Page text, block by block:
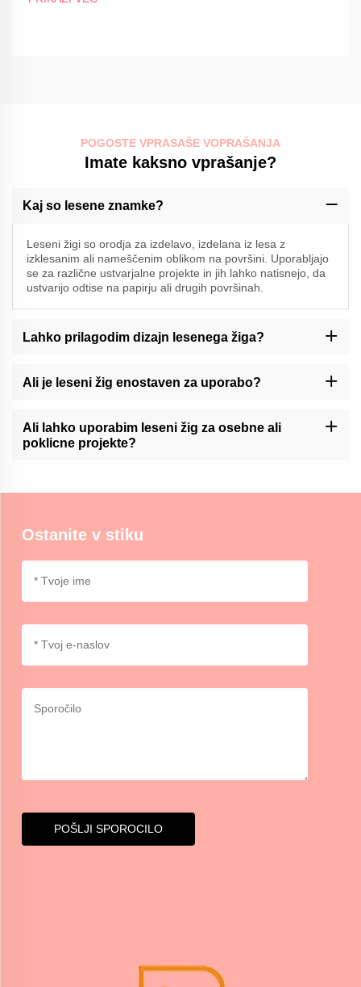
POGOSTE VPRASAŠE VOPRAŠANJA
Imate kaksno vprašanje?
Kaj so lesene znamke?
Leseni žigi so orodja za izdelavo, izdelana iz lesa z
izklesanim ali nameščenim oblikom na površini. Uporabljajo
se za različne ustvarjalne projekte in jih lahko natisnejo, da
ustvarijo odtise na papirju ali drugih površinah.
Lahko prilagodim dizajn lesenega žiga?
Prosimo, kontaktirajte našo podporo strankam ali preverite našo
spletno stran za razpoložljive storitve prilagajanja.
Ali je leseni žig enostaven za uporabo?
uporabo. Vendar pa je morda potrebno vaditi, da bi dosegli
dosledne in čiste odtise.
Ali lahko uporabim leseni žig za osebne ali
poklicne projekte?
obrtnim delom, umetninam ali blagovnim znamkam.
Ostanite v stiku
POŠLJI SPOROCILO